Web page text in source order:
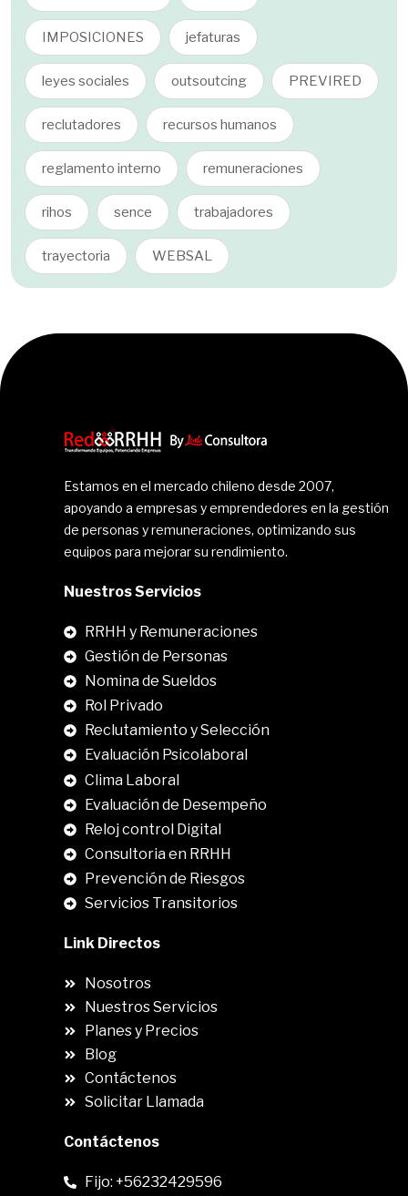
IMPOSICIONES jefaturas
leyes sociales outsoutcing PREVIRED
reclutadores recursos humanos
reglamento interno remuneraciones
rihos sence trabajadores
trayectoria WEBSAL
Estamos en el mercado chileno desde 2007,
apoyando a empresas y emprendedores en la gestión
de personas y remuneraciones, optimizando sus
equipos para mejorar su rendimiento.
Nuestros Servicios
RRHH y Remuneraciones
Gestión de Personas
Nomina de Sueldos
Rol Privado
Reclutamiento y Selección
Evaluación Psicolaboral
Clima Laboral
Evaluación de Desempeño
Reloj control Digital
Consultoria en RRHH
Prevención de Riesgos
Servicios Transitorios
Link Directos
Nosotros
Nuestros Servicios
Planes y Precios
Blog
Contáctenos
Solicitar Llamada
Contáctenos
Fijo: +56232429596